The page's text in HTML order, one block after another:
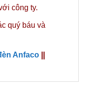
công ty.
quý báu và
Anfaco